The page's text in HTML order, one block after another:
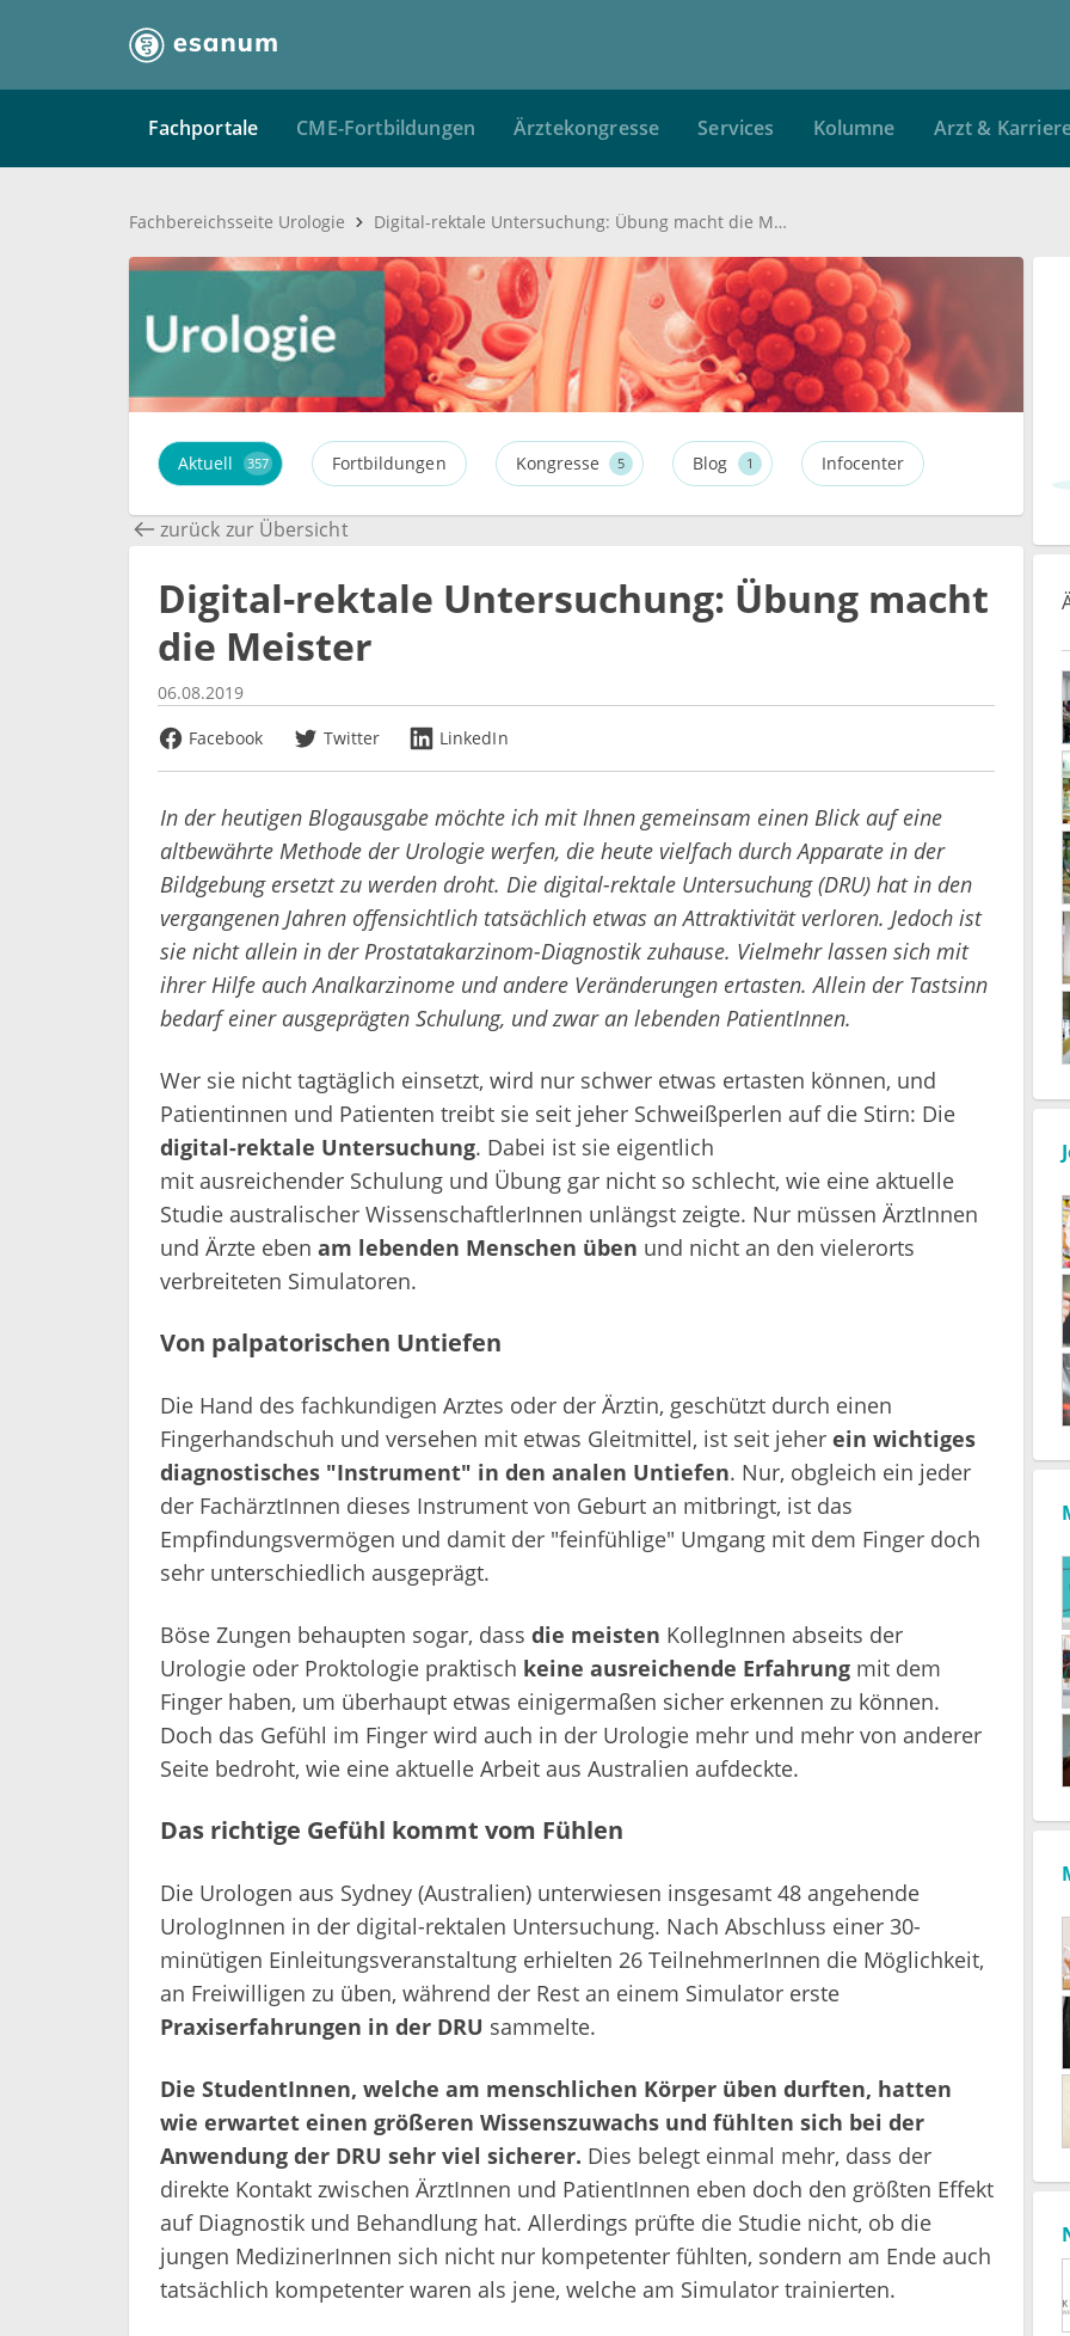
Fachportale CME-Fortbildungen Ärztekongresse Services Kolumne Arzt &
Fachbereichsseite Urologie Digital-rektale Untersuchung: Übung macht die Meister
Aktuell 357 Fortbildungen Kongresse 5 Blog 1 Infocenter
zurück zur Übersicht
Digital-rektale Untersuchung: Übung macht
die Meister
06.08.2019
Facebook
Twitter LinkedIn
In der heutigen Blogausgabe möchte ich mit Ihnen gemeinsam einen Blick auf eine
altbewährte Methode der Urologie werfen, die heute vielfach durch Apparate in der
Bildgebung ersetzt zu werden droht. Die digital-rektale Untersuchung (DRU) hat in den
vergangenen Jahren offensichtlich tatsächlich etwas an Attraktivität verloren. Jedoch ist
sie nicht allein in der Prostatakarzinom-Diagnostik zuhause. Vielmehr lassen sich mit
ihrer Hilfe auch Analkarzinome und andere Veränderungen ertasten. Allein der Tastsinn
bedarf einer ausgeprägten Schulung, und zwar an lebenden PatientInnen.
Wer sie nicht tagtäglich einsetzt, wird nur schwer etwas ertasten können, und
Patientinnen und Patienten treibt sie seit jeher Schweißperlen auf die Stirn: Die
digital-rektale Untersuchung. Dabei ist sie eigentlich
mit ausreichender Schulung und Übung gar nicht so schlecht, wie eine aktuelle
Studie australischer WissenschaftlerInnen unlängst zeigte. Nur müssen ÄrztInnen
und Ärzte eben am lebenden Menschen üben und nicht an den vielerorts
verbreiteten Simulatoren.
Von palpatorischen Untiefen
Die Hand des fachkundigen Arztes oder der Ärztin, geschützt durch einen
Fingerhandschuh und versehen mit etwas Gleitmittel, ist seit jeher ein wichtiges
diagnostisches "Instrument" in den analen Untiefen. Nur, obgleich ein jeder
der FachärztInnen dieses Instrument von Geburt an mitbringt, ist das
Empfindungsvermögen und damit der "feinfühlige" Umgang mit dem Finger doch
sehr unterschiedlich ausgeprägt.
Böse Zungen behaupten sogar, dass die meisten KollegInnen abseits der
Urologie oder Proktologie praktisch keine ausreichende Erfahrungmit dem
Finger haben, um überhaupt etwas einigermaßen sicher erkennen zu können.
Doch das Gefühl im Finger wird auch in der Urologie mehr und mehr von anderer
Seite bedroht, wie eine aktuelle Arbeit aus Australien aufdeckte.
Das richtige Gefühl kommt vom Fühlen
Die Urologen aus Sydney (Australien) unterwiesen insgesamt 48 angehende
UrologInnen in der digital-rektalen Untersuchung. Nach Abschluss einer 30-
minütigen Einleitungsveranstaltung erhielten 26 TeilnehmerInnen die Möglichkeit,
an Freiwilligen zu üben, während der Rest an einem Simulator erste
Praxiserfahrungen in der DRU sammelte.
Die StudentInnen, welche am menschlichen Körper üben durften, hatten
wie erwartet einen größeren Wissenszuwachs und fühlten sich bei der
Anwendung der DRU sehr viel sicherer. Dies belegt einmal mehr, dass der
direkte Kontakt zwischen ÄrztInnen und PatientInnen eben doch den größten Effekt
auf Diagnostik und Behandlung hat. Allerdings prüfte die Studie nicht, ob die
jungen MedizinerInnen sich nicht nur kompetenter fühlten, sondern am Ende auch
tatsächlich kompetenter waren als jene, welche am Simulator trainierten.